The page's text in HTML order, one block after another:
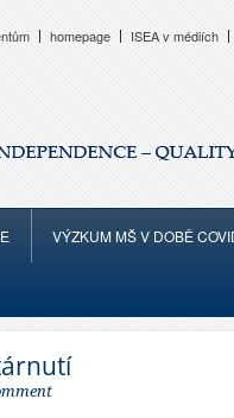
homepage ISEA v médiích
VÝZKUM MŠ V DOBĚ